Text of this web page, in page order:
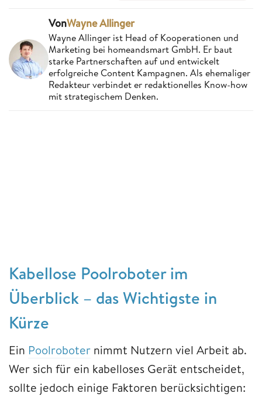
VonWayne Allinger
Wayne Allinger ist Head of Kooperationen und
Marketing bei homeandsmart GmbH. Er baut
starke Partnerschaften auf und entwickelt
erfolgreiche Content Kampagnen. Als ehemaliger
Redakteur verbindet er redaktionelles Know-how
mit strategischem Denken.
Kabellose Poolroboter im
Überblick – das Wichtigste in
Kürze
Ein Poolroboter nimmt Nutzern viel Arbeit ab.
Wer sich für ein kabelloses Gerät entscheidet,
sollte jedoch einige Faktoren berücksichtigen: